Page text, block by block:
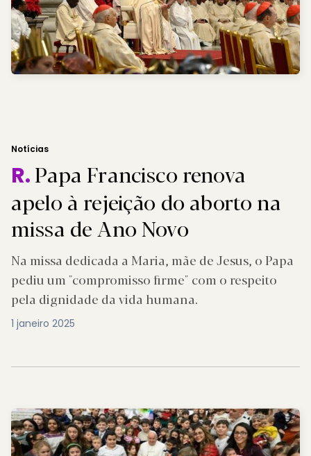
Notícias
R.Papa Francisco renova
apelo à rejeição do aborto na
missa de Ano Novo
Na missa dedicada a Maria, mãe de Jesus, o Papa
pediu um "compromisso firme" com o respeito
pela dignidade da vida humana.
1 janeiro 2025